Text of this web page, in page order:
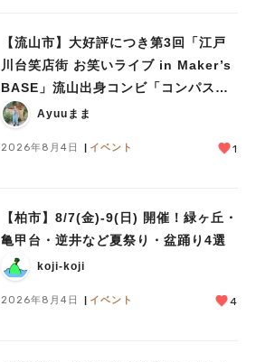
【流山市】大好評につき第3回「江戸
川台笑店街 お笑いライブ in Maker’s
BASE」流山出身コンビ「コンパス」
も登場！8/23（日）
Ayuuまま
2026年8月4日 イベント 1
【柏市】8/7(金)‐9(日) 開催！緑ヶ丘・
亀甲台・逆井など夏祭り・盆踊り4選
koji-koji
2026年8月4日 イベント 4